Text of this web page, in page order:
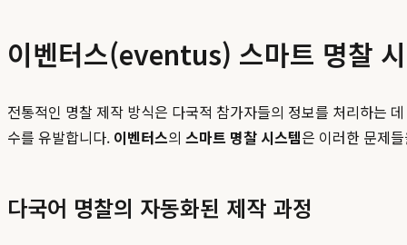
이벤터스(eventus) 스마트 명찰
전통적인 명찰 제작 방식은 다국적 참가자들의 정보를 처리하는
수를 유발합니다. 이벤터스의 스마트 명찰 시스템은 이러한 문제
다국어 명찰의 자동화된 제작 과정